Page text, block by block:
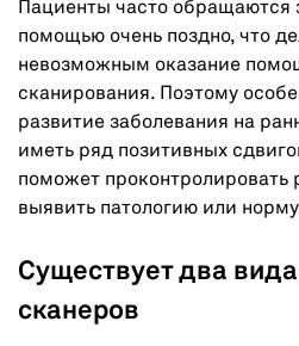
Пациенты часто обращаются
помощью очень поздно, что
невозможным оказание
сканирования. Поэтому
развитие заболевания на
иметь ряд позитивных
поможет проконтролировать
выявить патологию или
Существует два
сканеров